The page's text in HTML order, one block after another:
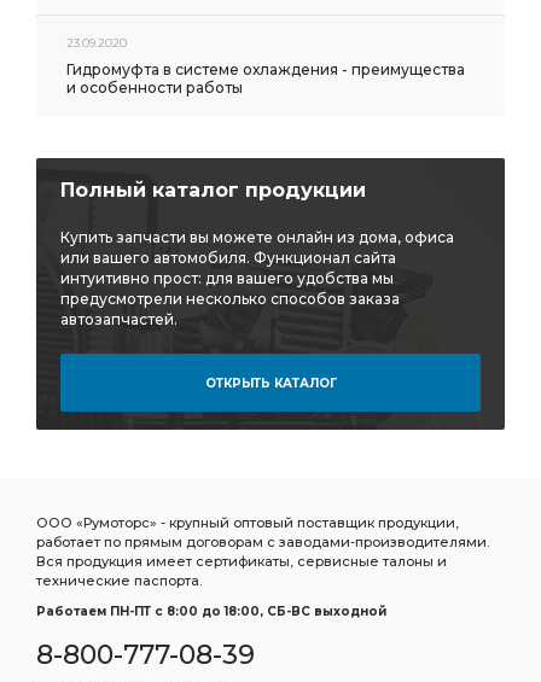
23.09.2020
Гидромуфта в системе охлаждения - преимущества
и особенности работы
Полный каталог продукции
Купить запчасти вы можете онлайн из дома, офиса
или вашего автомобиля. Функционал сайта
интуитивно прост: для вашего удобства мы
предусмотрели несколько способов заказа
автозапчастей.
ОТКРЫТЬ КАТАЛОГ
ООО «Румоторс» - крупный оптовый поставщик продукции,
работает по прямым договорам с заводами-производителями.
Вся продукция имеет сертификаты, сервисные талоны и
технические паспорта.
Работаем ПН-ПТ c 8:00 до 18:00, СБ-ВС выходной
8-800-777-08-39